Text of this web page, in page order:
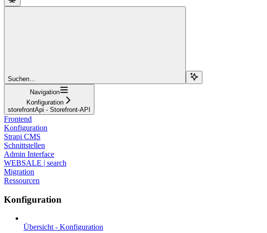
Suchen...
Navigation
Konfiguration
storefrontApi - Storefront-API
Frontend
Konfiguration
Strapi CMS
Schnittstellen
Admin Interface
WEBSALE | search
Migration
Ressourcen
Konfiguration
Übersicht - Konfiguration